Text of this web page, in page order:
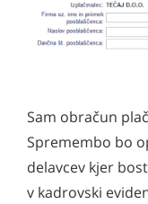
Sam obračun
Spremembo bo
delavcev kjer
v kadrovski